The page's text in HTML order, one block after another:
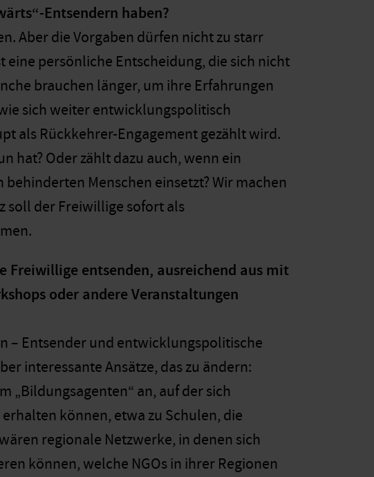
Entsendern haben?
Aber die Vorgaben dürfen nicht zu starr
persönliche Entscheidung, die sich nicht
brauchen länger, um ihre Erfahrungen
sich weiter entwicklungspolitisch
als Rückkehrer-Engagement gezählt wird.
hat? Oder zählt dazu auch, wenn ein
Menschen einsetzt? Wir machen
soll der Freiwillige sofort als
Freiwillige entsenden, ausreichend aus mit
oder andere Veranstaltungen
– Entsender und entwicklungspolitische
interessante Ansätze, das zu ändern:
„Bildungsagenten“ an, auf der sich
können, etwa zu Schulen, die
regionale Netzwerke, in denen sich
können, welche NGOs in ihrer Regionen